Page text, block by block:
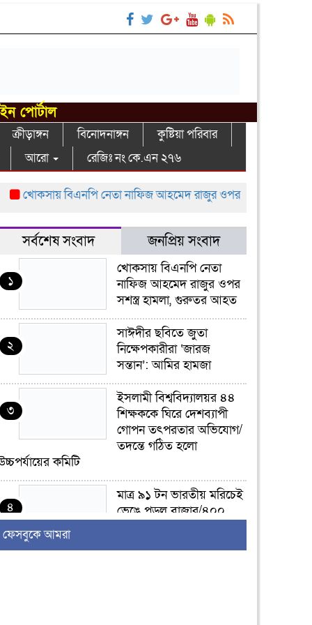
পোর্টাল
ক্রীড়াঙ্গন বিনোদনাঙ্গন
কুষ্টিয়া পরিবার
আরো রেজিঃ নং কে.এন ২৭৬
খোকসায় বিএনপি নেতা নাফিজ আহমেদ রাজুর ওপর সশস্ত্র হামলা,
সর্বশেষ সংবাদ জনপ্রিয় সংবাদ
১
খোকসায় বিএনপি নেতা
নাফিজ আহমেদ রাজুর ওপর
সশস্ত্র হামলা, গুরুতর আহত
২
সাঈদীর ছবিতে জুতা
নিক্ষেপকারীরা ‘জারজ
সন্তান’: আমির হামজা
৩
ইসলামী বিশ্ববিদ্যালয়র ৪৪
শিক্ষককে ঘিরে দেশব্যাপী
গোপন তৎপরতার অভিযোগ/
তদন্তে গঠিত হলো
কমিটি
৪
মাত্র ৯১ টন ভারতীয় মরিচেই
ভেঙে পড়ল বাজার/৪০০
রেখেছিল?
ফেসবুকে আমরা